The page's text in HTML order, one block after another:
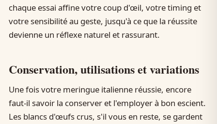
chaque essai affine votre coup d'œil, votre timing et
votre sensibilité au geste, jusqu'à ce que la réussite
devienne un réflexe naturel et rassurant.
Conservation, utilisations et variations
Une fois votre meringue italienne réussie, encore
faut-il savoir la conserver et l'employer à bon escient.
Les blancs d'œufs crus, s'il vous en reste, se gardent